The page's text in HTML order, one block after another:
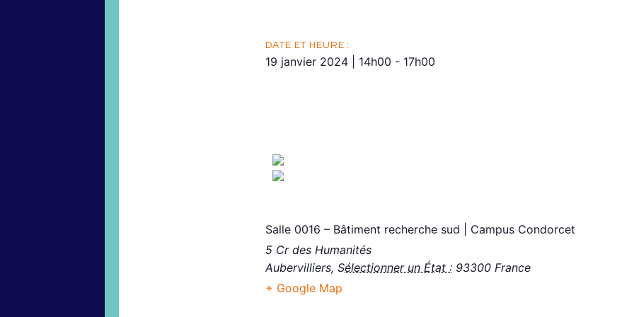
DATE ET HEURE :
19 janvier 2024 14h00 - 17h00
Salle 0016 – Bâtiment recherche sud | Campus Condorcet
5 Cr des Humanités
Aubervilliers, Sélectionner un État : 93300 France
+ Google Map